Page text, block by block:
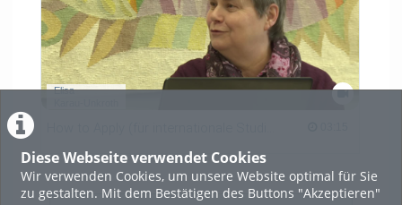
Diese Webseite verwendet Cookies
Wir verwenden Cookies, um unsere Website optimal für Sie
zu gestalten. Mit dem Bestätigen des Buttons "Akzeptieren"
Elisa
03:15 duration